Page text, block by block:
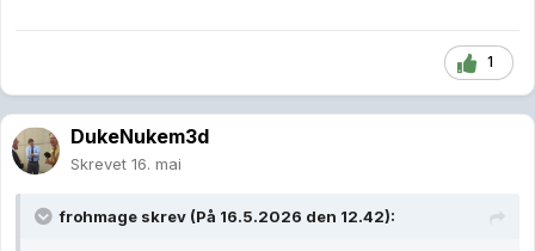
1
DukeNukem3d
Skrevet 16. mai
frohmage skrev (På 16.5.2026 den 12.42):